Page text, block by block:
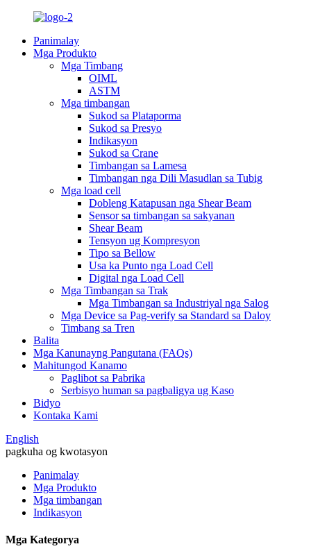
Panimalay
Mga Produkto
Mga Timbang
OIML
ASTM
Mga timbangan
Sukod sa Plataporma
Sukod sa Presyo
Indikasyon
Sukod sa Crane
Timbangan sa Lamesa
Timbangan nga Dili Masudlan sa Tubig
Mga load cell
Dobleng Katapusan nga Shear Beam
Sensor sa timbangan sa sakyanan
Shear Beam
Tensyon ug Kompresyon
Tipo sa Bellow
Usa ka Punto nga Load Cell
Digital nga Load Cell
Mga Timbangan sa Trak
Mga Timbangan sa Industriyal nga Salog
Mga Device sa Pag-verify sa Standard sa Daloy
Timbang sa Tren
Balita
Mga Kanunayng Pangutana (FAQs)
Mahitungod Kanamo
Paglibot sa Pabrika
Serbisyo human sa pagbaligya ug Kaso
Bidyo
Kontaka Kami
English
pagkuha og kwotasyon
Panimalay
Mga Produkto
Mga timbangan
Indikasyon
Mga Kategorya